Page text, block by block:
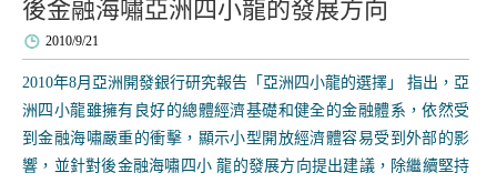
後金融海嘯亞洲四小龍的發展方向
2010/9/21
2010年8月亞洲開發銀行研究報告「亞洲四小龍的選擇」 指出，亞
洲四小龍雖擁有良好的總體經濟基礎和健全的金融體系，依然受
到金融海嘯嚴重的衝擊，顯示小型開放經濟體容易受到外部的影
響，並針對後金融海嘯四小 龍的發展方向提出建議，除繼續堅持